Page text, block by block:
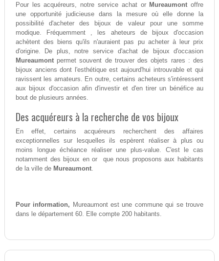
Pour les acquéreurs, notre service achat or Mureaumont offre
une opportunité judicieuse dans la mesure où elle donne la
possibilité d'acheter des bijoux de valeur pour une somme
modique. Fréquemment , les aheteurs de bijoux d'occasion
achètent des biens qu'ils n'auraient pas pu acheter à leur prix
d'origine. De plus, notre service d'achat de bijoux d'occasion
Mureaumontpermet souvent de trouver des objets rares : des
bijoux anciens dont l'esthétique est aujourd'hui introuvable et qui
ravissent les amateurs. En outre, certains acheteurs s'intéressent
aux bijoux d'occasion afin d'investir et d'en tirer un bénéfice au
bout de plusieurs années.
Des acquéreurs à la recherche de vos bijoux
En effet, certains acquéreurs recherchent des affaires
exceptionnelles sur lesquelles ils espèrent réaliser à plus ou
moins longue échéance réaliser une plus-value. C'est le cas
notamment des bijoux en or que nous proposons aux habitants
de la ville de Mureaumont.
Pour information, Mureaumont est une commune qui se trouve
dans le département 60. Elle compte 200 habitants.